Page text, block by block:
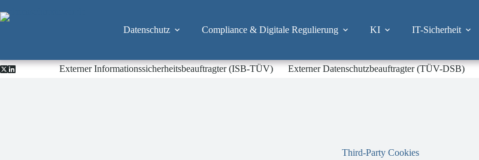
Inhalt
Datenschutz Compliance & Digitale Regulierung KI IT-Sicherheit
Externer Informationssicherheitsbeauftragter (ISB-TÜV) Externer Datenschutzbeauftragter (TÜV-DSB)
Third-Party Cookies